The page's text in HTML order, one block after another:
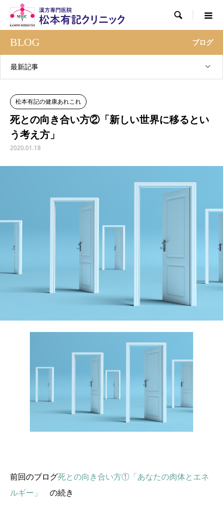

BLOG ブログ
最新記事
松本有記の健康あれこれ
死との向き合い方②「新しい世界に移るとい
う考え方」
2020.01.18
前回のブログ死との向き合い方①「あなたの肉体とエネ
ルギー」
の続き